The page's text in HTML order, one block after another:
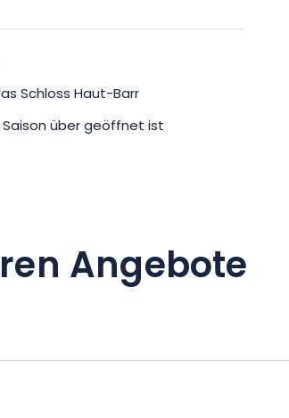
Schloss Haut-Barr
über geöffnet ist
Angebote